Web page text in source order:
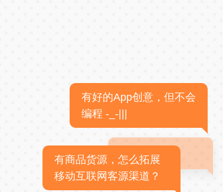
有好的App创意，但不会
编程 -_-|||
有商品货源，怎么拓展
移动互联网客源渠道？